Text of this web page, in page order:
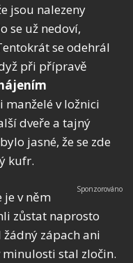
jsou nalezeny
se už nedoví,
se odehrál
při přípravě
v ložnici
dveře a tajný
jasné, že se zde
kufr.
je v něm
zůstat naprosto
zápach ani
minulosti stal zločin.